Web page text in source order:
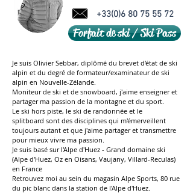
+33(0)6 80 75 55 72
Forfait de ski / Ski Pass
Je suis Olivier Sebbar, diplômé du brevet d'état de ski
alpin et du degré de formateur/examinateur de ski
alpin en Nouvelle-Zélande.
Moniteur de ski et de snowboard, j'aime enseigner et
partager ma passion de la montagne et du sport.
Le ski hors piste, le ski de randonnée et le
splitboard sont des disciplines qui m'émerveillent
toujours autant et que j'aime partager et transmettre
pour mieux vivre ma passion.
Je suis basé sur l'Alpe d'Huez - Grand domaine ski
(Alpe d'Huez, Oz en Oisans, Vaujany, Villard-Reculas)
en France
Retrouvez moi au sein du magasin Alpe Sports, 80 rue
du pic blanc dans la station de l'Alpe d'Huez.